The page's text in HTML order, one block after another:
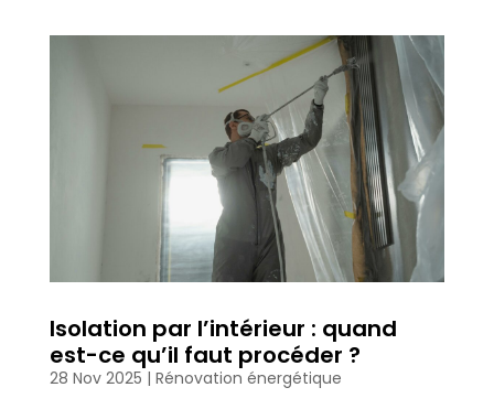
Isolation par l’intérieur : quand
est-ce qu’il faut procéder ?
28 Nov 2025 | Rénovation énergétique